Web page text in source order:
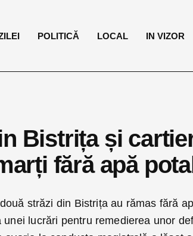
POLITICĂ LOCAL IN VIZOR
Bistrița și
fără apă
străzi din Bistrița au rămas fără
unei lucrări pentru remedierea unor